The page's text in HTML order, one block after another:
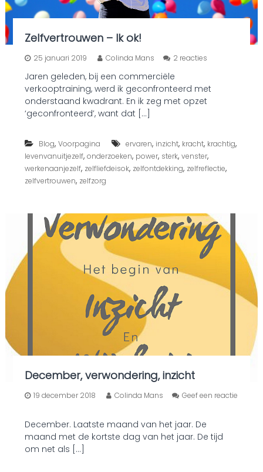
e
d
Zelfvertrouwen – Ik ok!
25 januari 2019 Colinda Mans 2 reactieso
e
l
r
t
r
o
n
–
I
k
o
!
Jaren geleden, bij een commerciële
verkooptraining, werd ik geconfronteerd met
onderstaand kwadrant. En ik zeg met opzet
‘geconfronteerd’, want dat […]
Blog, Voorpagina ervaren, inzicht, kracht, krachtig,
levenvanuitjezelf, onderzoeken, power, sterk, venster,
werkenaanjezelf, zelfliefdeisok, zelfontdekking, zelfreflectie,
zelfvertrouwen, zelfzorg
December, verwondering, inzicht
19 december 2018 Colinda Mans
Geef een reactie
D
e
c
December. Laatste maand van het jaar. De
maand met de kortste dag van het jaar. De tijd
om net als […]